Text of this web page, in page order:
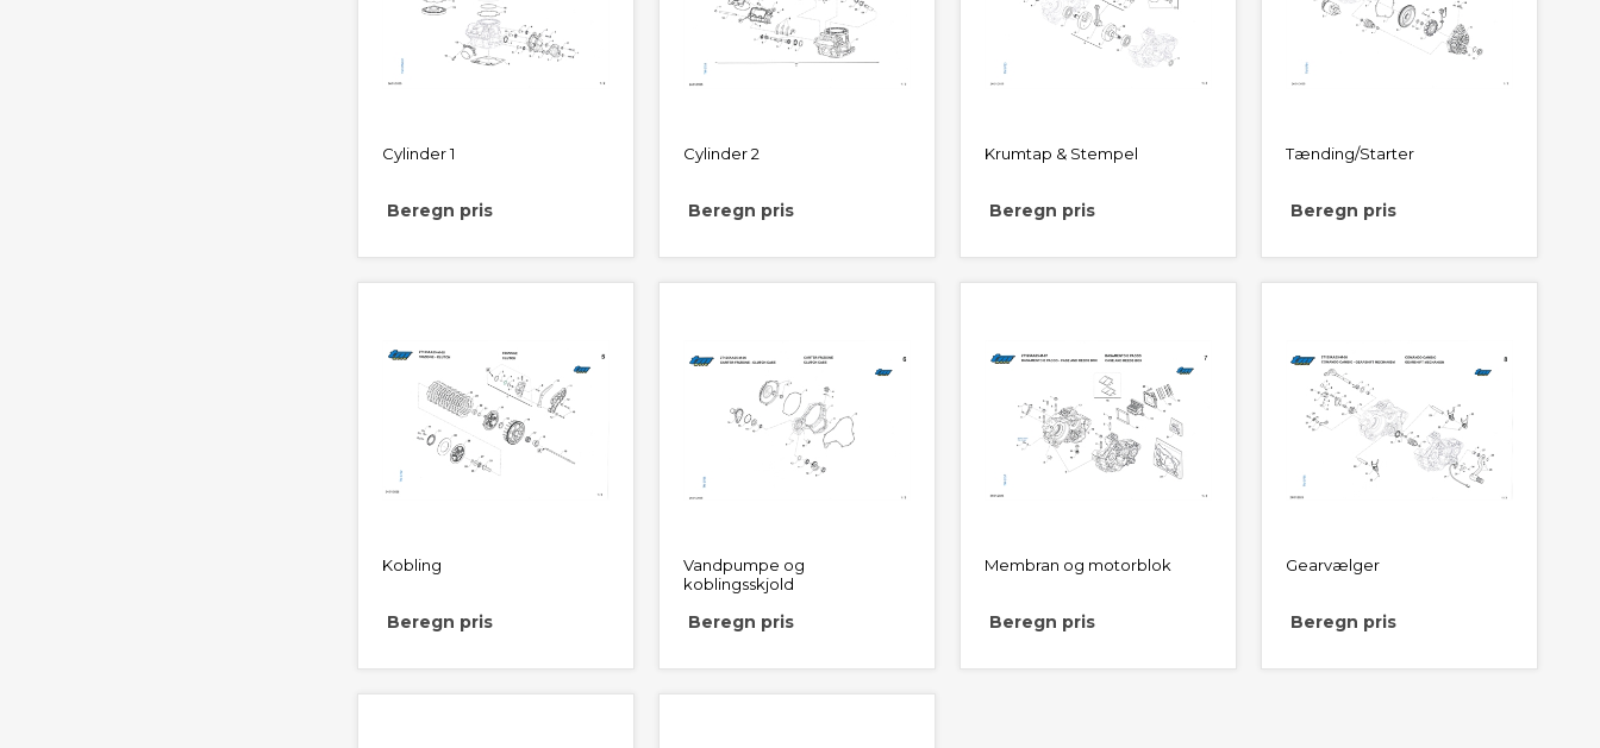
Cylinder 1
Beregn pris
Cylinder 2
Beregn pris
Krumtap & Stempel
Beregn pris
Tænding/Starter
Beregn pris
Kobling
Beregn pris
Vandpumpe og
koblingsskjold
Beregn pris
Membran og motorblok
Beregn pris
Gearvælger
Beregn pris